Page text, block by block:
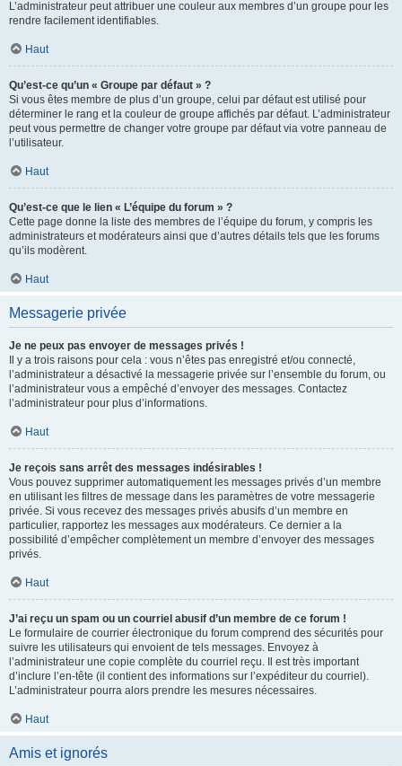
L’administrateur peut attribuer une couleur aux membres d’un groupe pour les
rendre facilement identifiables.
Haut
Qu’est-ce qu’un « Groupe par défaut » ?
Si vous êtes membre de plus d’un groupe, celui par défaut est utilisé pour
déterminer le rang et la couleur de groupe affichés par défaut. L’administrateur
peut vous permettre de changer votre groupe par défaut via votre panneau de
l’utilisateur.
Haut
Qu’est-ce que le lien « L’équipe du forum » ?
Cette page donne la liste des membres de l’équipe du forum, y compris les
administrateurs et modérateurs ainsi que d’autres détails tels que les forums
qu’ils modèrent.
Haut
Messagerie privée
Je ne peux pas envoyer de messages privés !
Il y a trois raisons pour cela : vous n’êtes pas enregistré et/ou connecté,
l’administrateur a désactivé la messagerie privée sur l’ensemble du forum, ou
l’administrateur vous a empêché d’envoyer des messages. Contactez
l’administrateur pour plus d’informations.
Haut
Je reçois sans arrêt des messages indésirables !
Vous pouvez supprimer automatiquement les messages privés d’un membre
en utilisant les filtres de message dans les paramètres de votre messagerie
privée. Si vous recevez des messages privés abusifs d’un membre en
particulier, rapportez les messages aux modérateurs. Ce dernier a la
possibilité d’empêcher complètement un membre d’envoyer des messages
privés.
Haut
J’ai reçu un spam ou un courriel abusif d’un membre de ce forum !
Le formulaire de courrier électronique du forum comprend des sécurités pour
suivre les utilisateurs qui envoient de tels messages. Envoyez à
l’administrateur une copie complète du courriel reçu. Il est très important
d’inclure l’en-tête (il contient des informations sur l’expéditeur du courriel).
L’administrateur pourra alors prendre les mesures nécessaires.
Haut
Amis et ignorés